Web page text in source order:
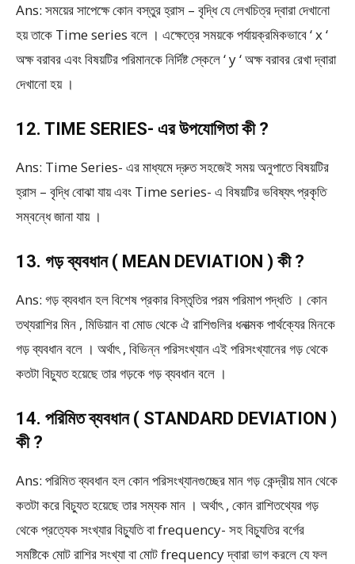
Ans: সময়ের সাপেক্ষে কোন বস্তুর হ্রাস – বৃদ্ধি যে লেখচিত্র দ্বারা দেখানো
হয় তাকে Time series বলে । এক্ষেত্রে সময়কে পর্যায়ক্রমিকভাবে ‘ x ‘
অক্ষ বরাবর এবং বিষয়টির পরিমানকে নির্দিষ্ট স্কেলে ‘ y ‘ অক্ষ বরাবর রেখা দ্বারা
দেখানো হয় ।
12. TIME SERIES- এর উপযোগিতা কী ?
Ans: Time Series- এর মাধ্যমে দ্রুত সহজেই সময় অনুপাতে বিষয়টির
হ্রাস – বৃদ্ধি বোঝা যায় এবং Time series- এ বিষয়টির ভবিষ্যৎ প্রকৃতি
সম্বন্ধে জানা যায় ।
13. গড় ব্যবধান ( MEAN DEVIATION ) কী ?
Ans: গড় ব্যবধান হল বিশেষ প্রকার বিস্তৃতির পরম পরিমাপ পদ্ধতি । কোন
তথ্যরাশির মিন , মিডিয়ান বা মোড থেকে ঐ রাশিগুলির ধনাত্মক পার্থক্যের মিনকে
গড় ব্যবধান বলে । অর্থাৎ , বিভিন্ন পরিসংখ্যান এই পরিসংখ্যানের গড় থেকে
কতটা বিচ্যুত হয়েছে তার গড়কে গড় ব্যবধান বলে ।
14. পরিমিত ব্যবধান ( STANDARD DEVIATION )
কী ?
Ans: পরিমিত ব্যবধান হল কোন পরিসংখ্যানগুচ্ছের মান গড় কেন্দ্রীয় মান থেকে
কতটা করে বিচ্যুত হয়েছে তার সম্যক মান । অর্থাৎ , কোন রাশিতথ্যের গড়
থেকে প্রত্যেক সংখ্যার বিচ্যুতি বা frequency- সহ বিচ্যুতির বর্গের
সমষ্টিকে মোট রাশির সংখ্যা বা মোট frequency দ্বারা ভাগ করলে যে ফল